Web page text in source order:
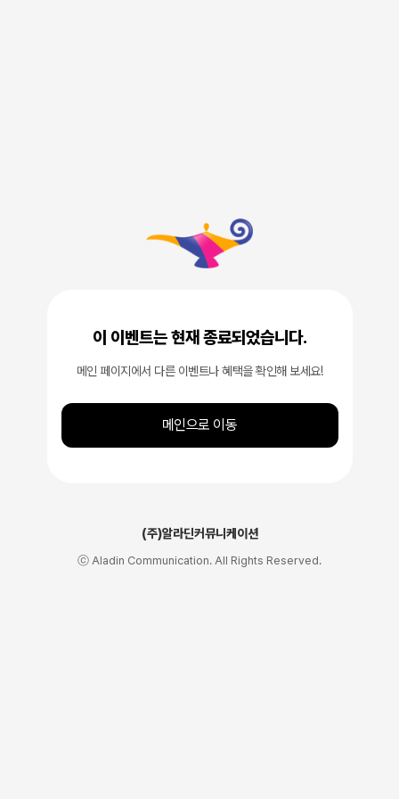
이 이벤트는 현재 종료되었습니다.
메인 페이지에서 다른 이벤트나 혜택을 확인해 보세요!
메인으로 이동
(주)알라딘커뮤니케이션
ⓒ Aladin Communication. All Rights Reserved.